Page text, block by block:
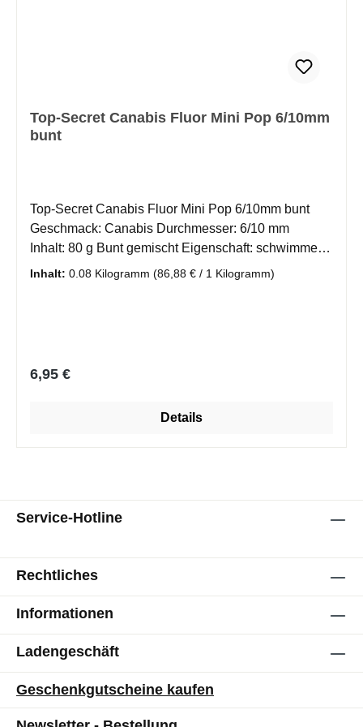
Top-Secret Canabis Fluor Mini Pop 6/10mm
bunt
Top-Secret Canabis Fluor Mini Pop 6/10mm bunt
Geschmack: Canabis Durchmesser: 6/10 mm
Inhalt: 80 g Bunt gemischt Eigenschaft: schwimmend
Carp Pop Up's besitzen eine sehr große Tragkraft
Inhalt: 0.08 Kilogramm (86,88 € / 1 Kilogramm)
Regulärer Preis:
6,95 €
Details
Service-Hotline
Rechtliches
Informationen
Ladengeschäft
Geschenkgutscheine kaufen